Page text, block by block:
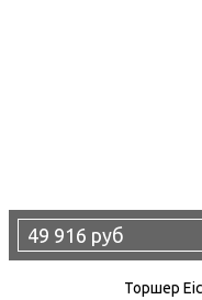
49 916 руб
Торшер